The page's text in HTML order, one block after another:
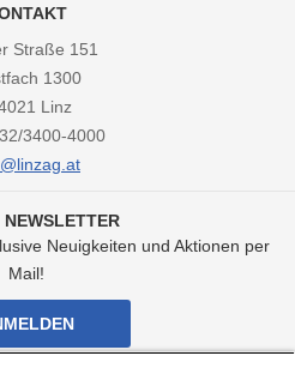
Straße 151
1300
Linz
3400-4000
NEWSLETTER
Neuigkeiten und Aktionen per
Mail!